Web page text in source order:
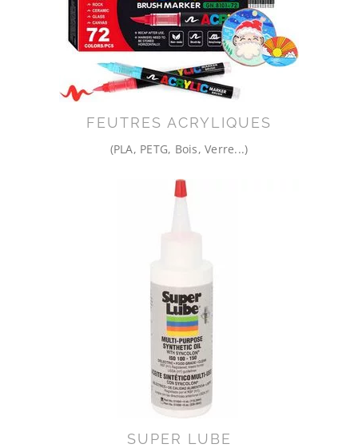
FEUTRES ACRYLIQUES
(PLA, PETG, Bois, Verre...)
SUPER LUBE